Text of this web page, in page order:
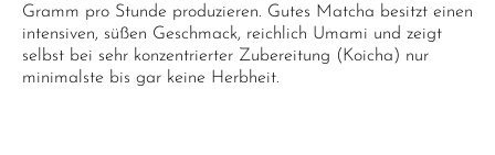
Gramm pro Stunde produzieren. Gutes Matcha besitzt einen
intensiven, süßen Geschmack, reichlich Umami und zeigt
selbst bei sehr konzentrierter Zubereitung (Koicha) nur
minimalste bis gar keine Herbheit.